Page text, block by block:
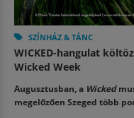
SZÍNHÁZ & TÁNC
WICKED-hangulat
Wicked Week
Augusztusban, a Wicked
megelőzően Szeged több